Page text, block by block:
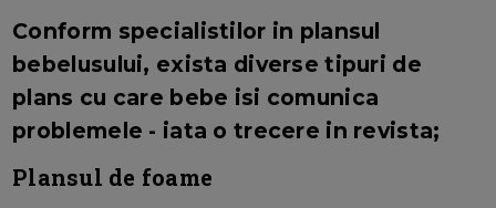
Conform specialistilor in plansul
bebelusului, exista diverse tipuri de
plans cu care bebe isi comunica
problemele - iata o trecere in revista;
Plansul de foame